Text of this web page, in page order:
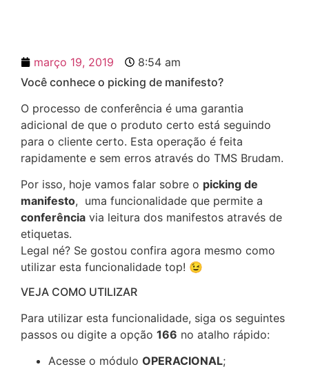
março 19, 2019
8:54 am
Você conhece o picking de manifesto?
O processo de conferência é uma garantia
adicional de que o produto certo está seguindo
para o cliente certo. Esta operação é feita
rapidamente e sem erros através do TMS Brudam.
Por isso, hoje vamos falar sobre o picking de
manifesto, uma funcionalidade que permite a
conferência via leitura dos manifestos através de
etiquetas.
Legal né? Se gostou confira agora mesmo como
utilizar esta funcionalidade top! 😉
VEJA COMO UTILIZAR
Para utilizar esta funcionalidade, siga os seguintes
passos ou digite a opção 166 no atalho rápido:
Acesse o módulo OPERACIONAL;